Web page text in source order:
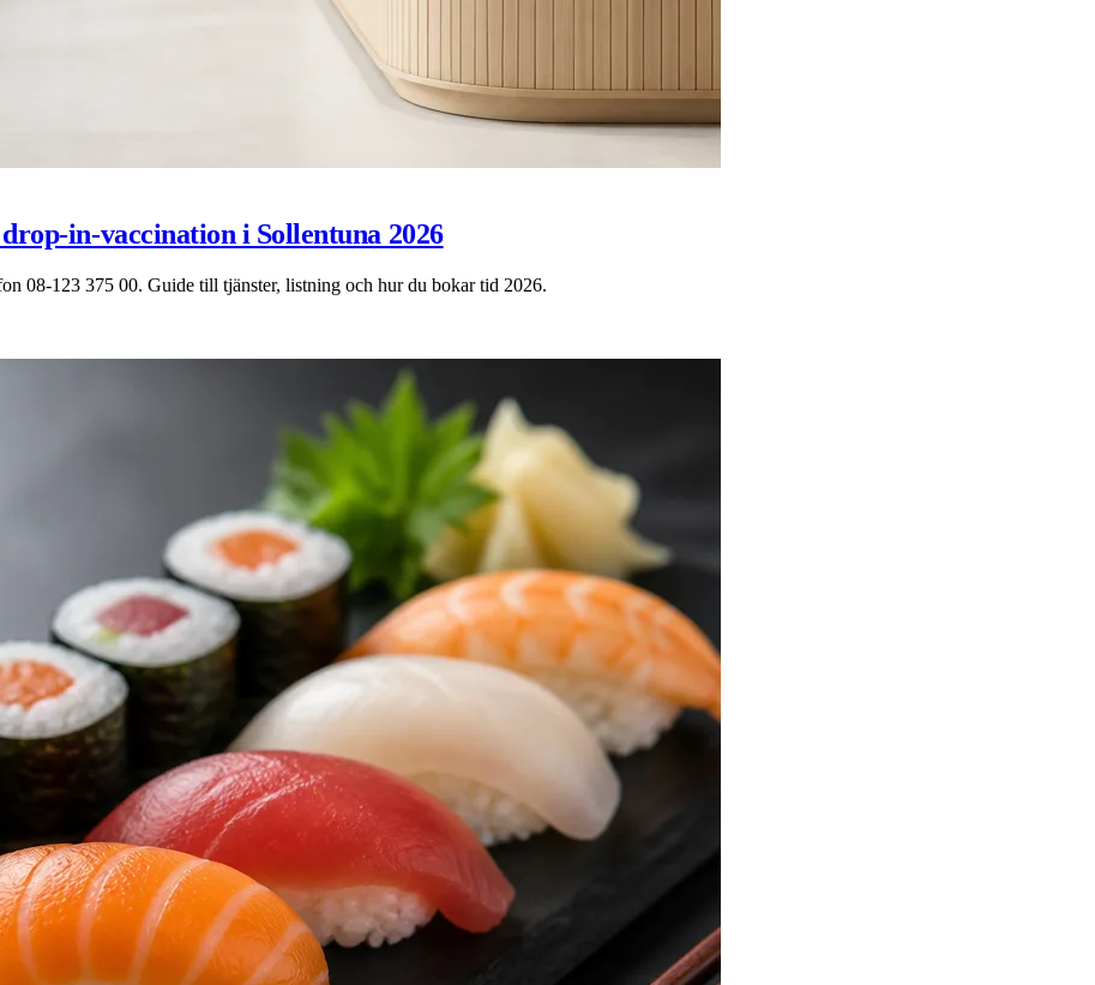
in-vaccination i Sollentuna 2026
08-123 375 00. Guide till tjänster, listning och hur du bokar tid 2026.